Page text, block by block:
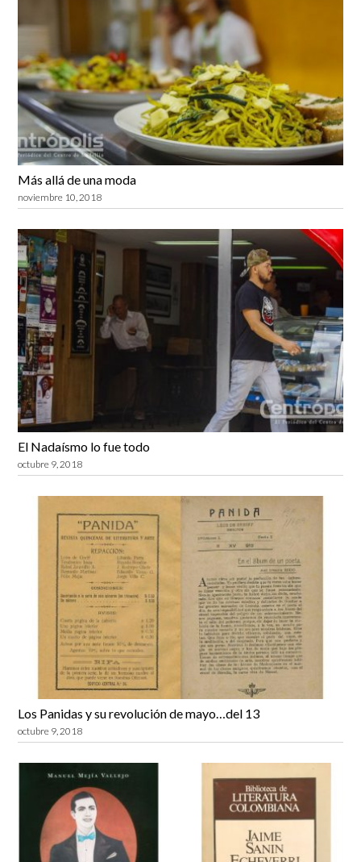
Más allá de una moda
noviembre 10, 2018
El Nadaísmo lo fue todo
octubre 9, 2018
Los Panidas y su revolución de mayo…del 13
octubre 9, 2018